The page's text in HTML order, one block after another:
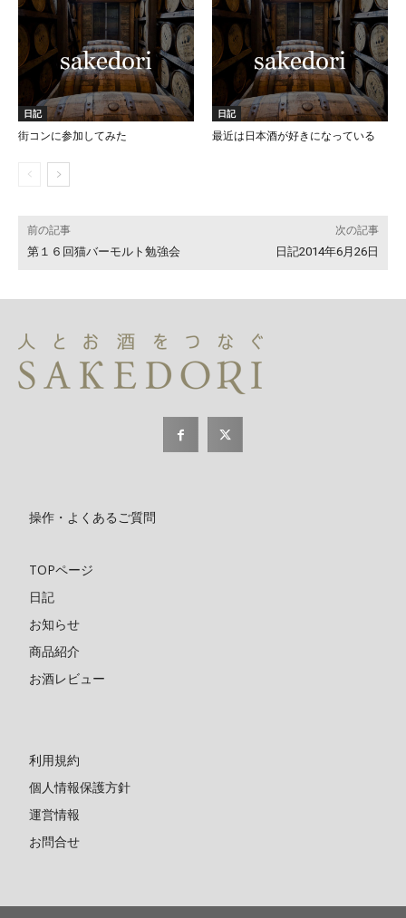
日記
街コンに参加してみた
日記
最近は日本酒が好きになっている
前の記事
第１６回猫バーモルト勉強会
次の記事
日記2014年6月26日
操作・よくあるご質問
TOPページ
日記
お知らせ
商品紹介
お酒レビュー
利用規約
個人情報保護方針
運営情報
お問合せ